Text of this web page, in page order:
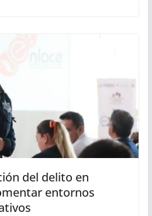
del delito en
entornos